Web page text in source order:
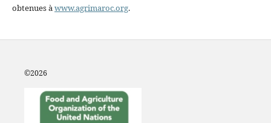
obtenues àwww.agrimaroc.org.
©2026